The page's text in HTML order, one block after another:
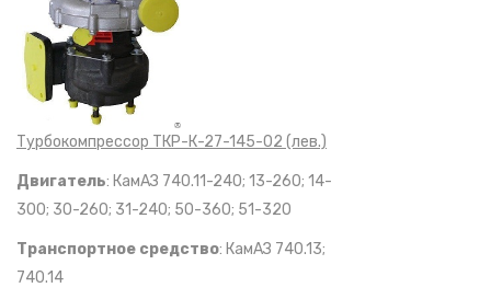
Турбокомпрессор ТКР-К-27-145-02 (лев.)
Двигатель: КамАЗ 740.11-240; 13-260; 14-
300; 30-260; 31-240; 50-360; 51-320
Транспортное средство: КамАЗ 740.13;
740.14